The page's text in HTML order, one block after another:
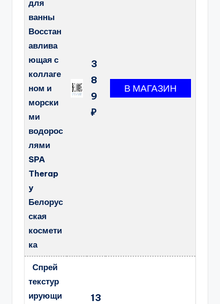
для
ванны
Восстан
авлива
ющая с
коллаге
ном и
морски
ми
водорос
лями
SPA
Therap
y
Белорус
ская
космети
ка
3
8
9
₽
Спрей
текстур
ирующи
13